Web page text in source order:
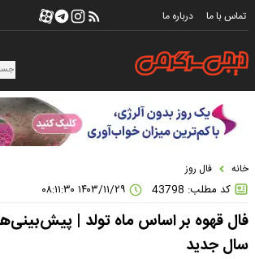
تماس با ما درباره ما
خانه فال روز
کد مطلب: 43798
فال قهوه بر اساس ماه تولد |
سال جدید